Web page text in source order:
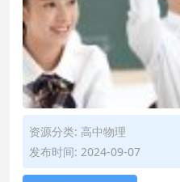
资源分类: 高中物理
发布时间: 2024-09-07